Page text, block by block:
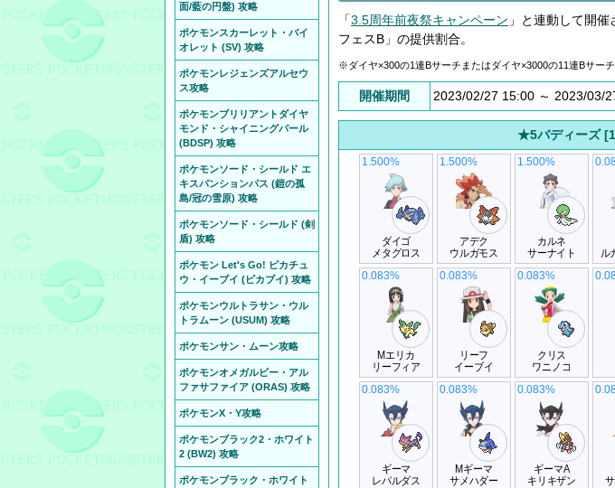
「3.5周年前夜祭キャンペーン 」と連動して開
フェスB」の提供割合。
※ダイヤ×300の1連Bサーチまたはダイヤ×3000の11連Bサーチ
開催期間 2023/02/27 15:00 ～ 2023/03/
★5バディーズ
ダイゴ
メタグロス
1.500%
アデク
ウルガモス
1.500%
カルネ
サーナイト
1.500%
ル
Mエリカ
リーフィア
0.083%
リーフ
イーブイ
0.083%
クリス
ワニノコ
0.083%
ギーマ
レパルダス
0.083%
Mギーマ
サメハダー
0.083%
ギーマA
キリキザン
0.083%
面/藍の円盤) 攻略
ポケモンスカーレット・バイ
オレット (SV) 攻略
ポケモンレジェンズアルセウ
ス攻略
ポケモンブリリアントダイヤ
モンド・シャイニングパール
(BDSP) 攻略
ポケモンソード・シールド エ
キスパンションパス (鎧の孤
島/冠の雪原) 攻略
ポケモンソード・シールド (剣
盾) 攻略
ポケモン Let's Go! ピカチュ
ウ・イーブイ (ピカブイ) 攻略
ポケモンウルトラサン・ウル
トラムーン (USUM) 攻略
ポケモンサン・ムーン攻略
ポケモンオメガルビー・アル
ファサファイア (ORAS) 攻略
ポケモンX・Y攻略
ポケモンブラック2・ホワイト
2 (BW2) 攻略
ポケモンブラック・ホワイト